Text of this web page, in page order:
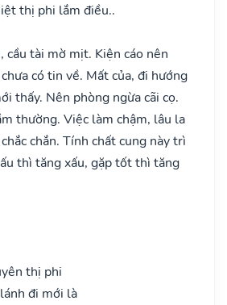
thị phi lắm điều..
cầu tài mờ mịt. Kiện cáo nên
có tin về. Mất của, đi hướng
thấy. Nên phòng ngừa cãi cọ.
thường. Việc làm chậm, lâu la
chắn. Tính chất cung này trì
thì tăng xấu, gặp tốt thì tăng
thị phi
đi mới là